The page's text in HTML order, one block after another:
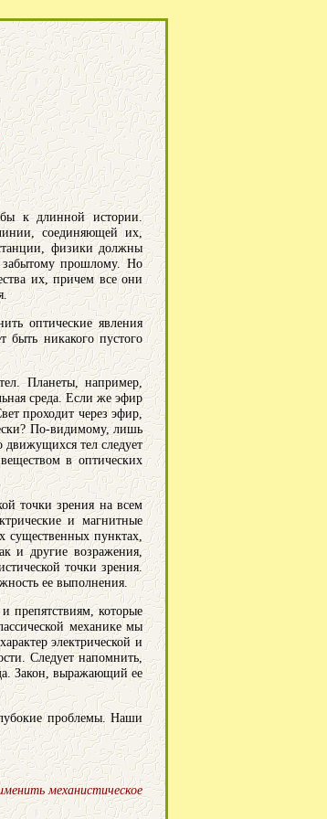
бы к длинной истории.
соединяющей их,
физики должны
забытому прошлому. Но
их, причем все они
оптические явления
быть никакого пустого
Планеты, например,
среда. Если же эфир
проходит через эфир,
По-видимому, лишь
движущихся тел следует
в оптических
точки зрения на всем
и магнитные
существенных пунктах,
и другие возражения,
точки зрения.
ее выполнения.
препятствиям, которые
механике мы
электрической и
Следует напомнить,
Закон, выражающий ее
проблемы. Наши
механистическое